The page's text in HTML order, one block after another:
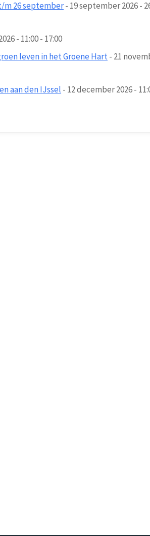
m 26 september- 19 september 2026 -
- 11:00 - 17:00
leven in het Groene Hart- 21
aan den IJssel - 12 december 2026 -